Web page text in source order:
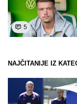
5
NAJČITANIJE IZ